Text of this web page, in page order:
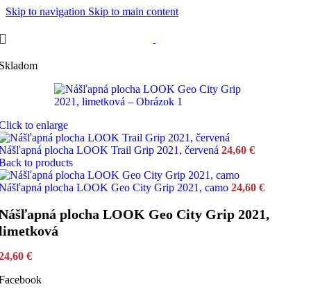
Skip to navigation Skip to main content
to enlarge
plocha LOOK Trail Grip 2021, červená 24,60 €
to products
plocha LOOK Geo City Grip 2021, camo 24,60 €
plocha LOOK Geo City Grip 2021,
€